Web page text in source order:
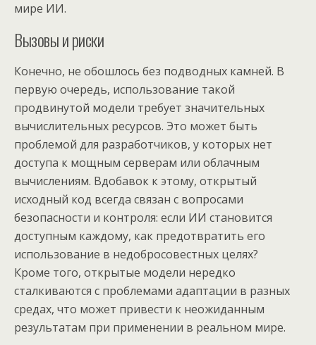
мире ИИ.
Вызовы и риски
Конечно, не обошлось без подводных камней. В
первую очередь, использование такой
продвинутой модели требует значительных
вычислительных ресурсов. Это может быть
проблемой для разработчиков, у которых нет
доступа к мощным серверам или облачным
вычислениям. Вдобавок к этому, открытый
исходный код всегда связан с вопросами
безопасности и контроля: если ИИ становится
доступным каждому, как предотвратить его
использование в недобросовестных целях?
Кроме того, открытые модели нередко
сталкиваются с проблемами адаптации в разных
средах, что может привести к неожиданным
результатам при применении в реальном мире.